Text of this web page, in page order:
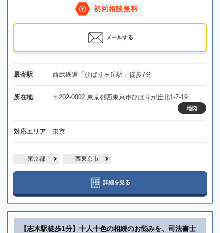
初回相談無料
メールする
最寄駅 西武鉄道「ひばりヶ丘駅」徒歩7分
所在地 〒202-0002 東京都西東京市ひばりが丘北1-7-19
地図
対応エリア 東京
東京都 西東京市
詳細を見る
【志木駅徒歩1分】十人十色の相続のお悩みを、司法書士